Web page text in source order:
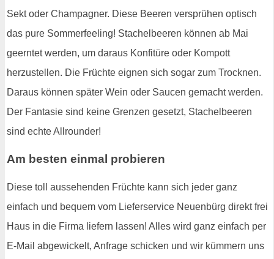
Sekt oder Champagner. Diese Beeren versprühen optisch
das pure Sommerfeeling! Stachelbeeren können ab Mai
geerntet werden, um daraus Konfitüre oder Kompott
herzustellen. Die Früchte eignen sich sogar zum Trocknen.
Daraus können später Wein oder Saucen gemacht werden.
Der Fantasie sind keine Grenzen gesetzt, Stachelbeeren
sind echte Allrounder!
Am besten einmal probieren
Diese toll aussehenden Früchte kann sich jeder ganz
einfach und bequem vom Lieferservice Neuenbürg direkt frei
Haus in die Firma liefern lassen! Alles wird ganz einfach per
E-Mail abgewickelt, Anfrage schicken und wir kümmern uns